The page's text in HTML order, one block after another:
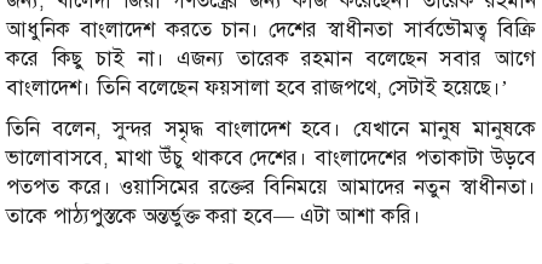
আধুনিক বাংলাদেশ করতে চান। দেশের স্বাধীনতা সার্বভৌমত্ব বিক্রি
করে কিছু চাই না। এজন্য তারেক রহমান বলেছেন সবার আগে
বাংলাদেশ। তিনি বলেছেন ফয়সালা হবে রাজপথে, সেটাই হয়েছে।’
তিনি বলেন, সুন্দর সমৃদ্ধ বাংলাদেশ হবে। যেখানে মানুষ মানুষকে
ভালোবাসবে, মাথা উঁচু থাকবে দেশের। বাংলাদেশের পতাকাটা উড়বে
পতপত করে। ওয়াসিমের রক্তের বিনিময়ে আমাদের নতুন স্বাধীনতা।
তাকে পাঠ্যপুস্তকে অন্তর্ভুক্ত করা হবে— এটা আশা করি।